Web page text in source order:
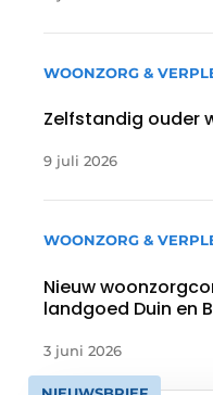
WOONZORG &
Zelfstandig ouder
9 juli 2026
WOONZORG &
Nieuw
landgoed Duin en
3 juni 2026